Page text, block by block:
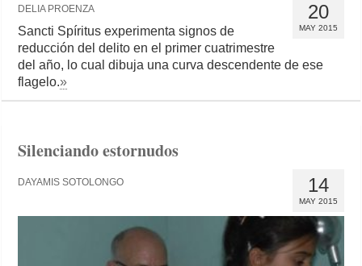
20
MAY 2015
DELIA PROENZA
Sancti Spíritus experimenta signos de
reducción del delito en el primer cuatrimestre
del año, lo cual dibuja una curva descendente de ese
flagelo.»
Silenciando estornudos
14
MAY 2015
DAYAMIS SOTOLONGO